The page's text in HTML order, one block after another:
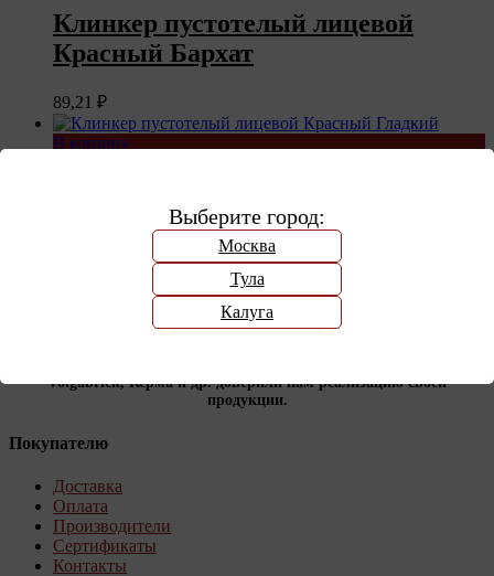
Клинкер пустотелый лицевой
Красный Бархат
89,21 ₽
В корзину
Красный Гладкий
Компания «КерамоСити», является дистрибьютором многих
Volgabrick, Керма и др. доверили нам реализацию своей
продукции.
Покупателю
Доставка
Оплата
Производители
Сертификаты
Контакты
Выберите город:
Москва
Тула
Калуга